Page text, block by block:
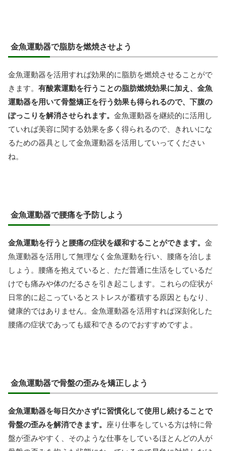
金魚運動器で脂肪を燃焼させよう
金魚運動器を活用すれば効果的に脂肪を燃焼させることがで
きます。 有酸素運動を行うことの脂肪燃焼効果に加え、金魚
運動器を用いて骨盤矯正を行う効果も得られるので、下腹の
ぽっこりを解消させられます。 金魚運動器を継続的に活用し
ていれば美容に関する効果を多く得られるので、きれいにな
るための器具として金魚運動器を活用していってください
ね。
金魚運動器で腰痛を予防しよう
金魚運動を行うと腰痛の症状を緩和することができます。 金
魚運動器を活用して無理なく金魚運動を行い、腰痛を治しま
しょう。腰痛を抱えていると、ただ普通に生活をしているだ
けでも痛みや体のだるさを引き起こします。これらの症状が
日常的に起こっているとストレスが蓄積する原因ともなり、
健康的ではありません。金魚運動器を活用すれば深刻化した
腰痛の症状であっても緩和できるのでおすすめですよ。
金魚運動器で骨盤の歪みを矯正しよう
金魚運動器を毎日欠かさずに習慣化して使用し続けることで
骨盤の歪みを解消できます。
座り仕事をしている方は特に骨
盤が歪みやすく、そのような仕事をしているほとんどの人が